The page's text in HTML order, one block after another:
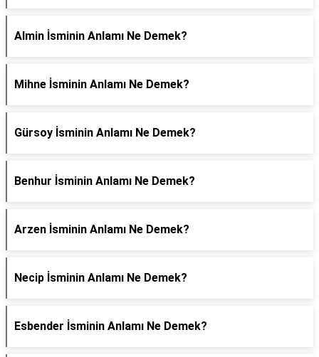
Almin İsminin Anlamı Ne Demek?
Mihne İsminin Anlamı Ne Demek?
Gürsoy İsminin Anlamı Ne Demek?
Benhur İsminin Anlamı Ne Demek?
Arzen İsminin Anlamı Ne Demek?
Necip İsminin Anlamı Ne Demek?
Esbender İsminin Anlamı Ne Demek?